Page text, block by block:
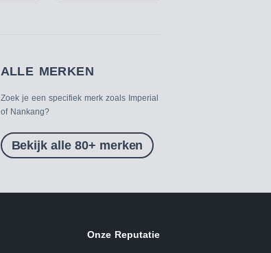
ALLE MERKEN
Zoek je een specifiek merk zoals Imperial
of Nankang?
Bekijk alle 80+ merken
Onze Reputatie